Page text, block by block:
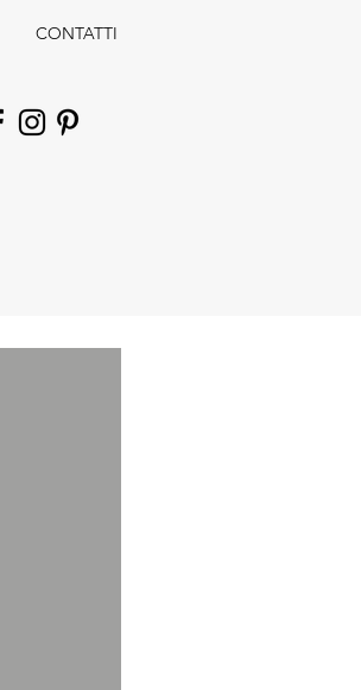
CONTATTI